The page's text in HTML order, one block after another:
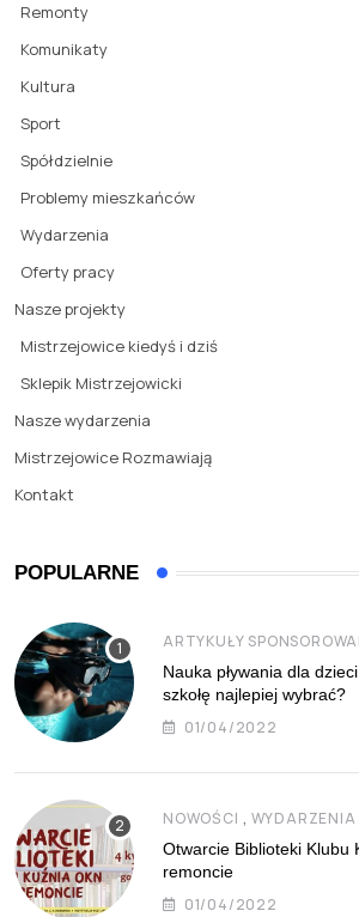
Remonty
Komunikaty
Kultura
Sport
Spółdzielnie
Problemy mieszkańców
Wydarzenia
Oferty pracy
Nasze projekty
Mistrzejowice kiedyś i dziś
Sklepik Mistrzejowicki
Nasze wydarzenia
Mistrzejowice Rozmawiają
Kontakt
POPULARNE
ARTYKUŁY
Nauka pływania dla
szkołę najlepiej wybrać?
01/04/2022
NOWOŚCI , WYDARZENIA
Otwarcie Biblioteki Klubu
remoncie
01/04/2022